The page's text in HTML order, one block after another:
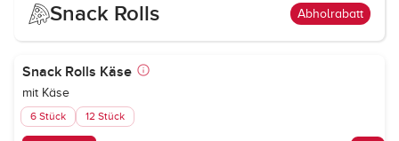
Snack Rolls Abholrabatt
Snack Rolls Käse
mit Käse
6 Stück 12 Stück